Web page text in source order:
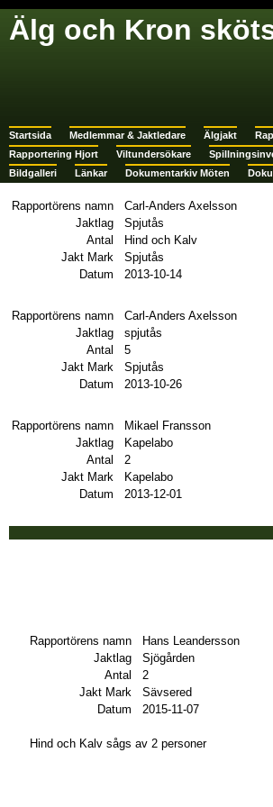
Älg och Kron
Startsida Medlemmar & Jaktledare Älgjakt
Rapportering Hjort
Viltundersökare
Bildgalleri
Länkar Dokumentarkiv Möten
Rapportörens namn
Carl-Anders Axelsson
Jaktlag
Spjutås
Antal
Hind och Kalv
Jakt Mark
Spjutås
Datum
2013-10-14
Rapportörens namn
Carl-Anders Axelsson
Jaktlag
spjutås
Antal
5
Jakt Mark
Spjutås
Datum
2013-10-26
Rapportörens namn
Mikael Fransson
Jaktlag
Kapelabo
Antal
2
Jakt Mark
Kapelabo
Datum
2013-12-01
Rapportörens namn
Hans Leandersson
Jaktlag
Sjögården
Antal
2
Jakt Mark
Sävsered
Datum
2015-11-07
Hind och Kalv sågs av 2 personer